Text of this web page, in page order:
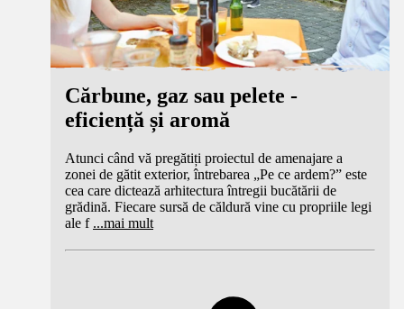
Cărbune, gaz sau pelete -
eficiență și aromă
Atunci când vă pregătiți proiectul de amenajare a
zonei de gătit exterior, întrebarea „Pe ce ardem?” este
cea care dictează arhitectura întregii bucătării de
grădină. Fiecare sursă de căldură vine cu propriile legi
ale f ...mai mult